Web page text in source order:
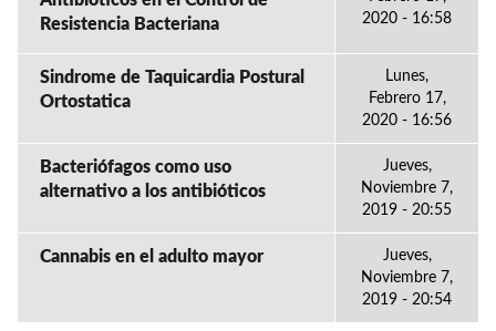
Resistencia Bacteriana
2020 - 16:58
Sindrome de Taquicardia Postural
Ortostatica
Lunes,
Febrero 17,
2020 - 16:56
Bacteriófagos como uso
alternativo a los antibióticos
Jueves,
Noviembre 7,
2019 - 20:55
Cannabis en el adulto mayor
Jueves,
Noviembre 7,
2019 - 20:54